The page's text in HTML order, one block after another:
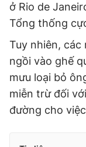
ở Rio de
Tổng thống
Tuy nhiên, các
ngồi vào ghế
mưu loại bỏ
miễn trừ đối
đường cho